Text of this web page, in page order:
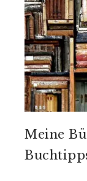
Meine